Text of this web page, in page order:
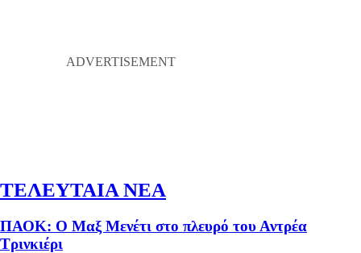
ΤΕΛΕΥΤΑΙΑ ΝΕΑ
ΠΑΟΚ: Ο Μαξ Μενέτι στο πλευρό του Αντρέα
Τρινκιέρι